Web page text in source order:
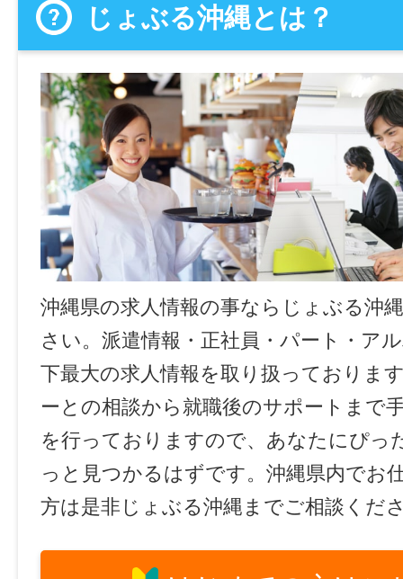
じょぶる沖縄とは？
沖縄県の求人情報の事ならじょぶる沖
さい。派遣情報・正社員・パート・ア
下最大の求人情報を取り扱っておりま
ーとの相談から就職後のサポートまで
を行っておりますので、あなたにぴっ
っと見つかるはずです。沖縄県内でお
方は是非じょぶる沖縄までご相談くだ